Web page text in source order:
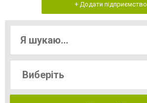
+ Додати підприємство